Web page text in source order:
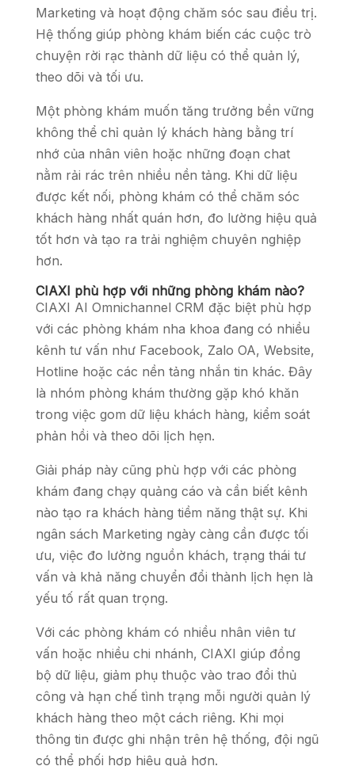
Marketing và hoạt động chăm sóc sau điều trị.
Hệ thống giúp phòng khám biến các cuộc trò
chuyện rời rạc thành dữ liệu có thể quản lý,
theo dõi và tối ưu.
Một phòng khám muốn tăng trưởng bền vững
không thể chỉ quản lý khách hàng bằng trí
nhớ của nhân viên hoặc những đoạn chat
nằm rải rác trên nhiều nền tảng. Khi dữ liệu
được kết nối, phòng khám có thể chăm sóc
khách hàng nhất quán hơn, đo lường hiệu quả
tốt hơn và tạo ra trải nghiệm chuyên nghiệp
hơn.
CIAXI phù hợp với những phòng khám nào?
CIAXI AI Omnichannel CRM đặc biệt phù hợp
với các phòng khám nha khoa đang có nhiều
kênh tư vấn như Facebook, Zalo OA, Website,
Hotline hoặc các nền tảng nhắn tin khác. Đây
là nhóm phòng khám thường gặp khó khăn
trong việc gom dữ liệu khách hàng, kiểm soát
phản hồi và theo dõi lịch hẹn.
Giải pháp này cũng phù hợp với các phòng
khám đang chạy quảng cáo và cần biết kênh
nào tạo ra khách hàng tiềm năng thật sự. Khi
ngân sách Marketing ngày càng cần được tối
ưu, việc đo lường nguồn khách, trạng thái tư
vấn và khả năng chuyển đổi thành lịch hẹn là
yếu tố rất quan trọng.
Với các phòng khám có nhiều nhân viên tư
vấn hoặc nhiều chi nhánh, CIAXI giúp đồng
bộ dữ liệu, giảm phụ thuộc vào trao đổi thủ
công và hạn chế tình trạng mỗi người quản lý
khách hàng theo một cách riêng. Khi mọi
thông tin được ghi nhận trên hệ thống, đội ngũ
có thể phối hợp hiệu quả hơn.